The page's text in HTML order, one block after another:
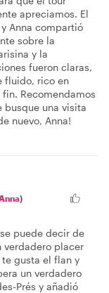
apreciamos. El
Anna compartió
sobre la
y la
fueron claras,
fluido, rico en
Recomendamos
busque una visita
nuevo, Anna!
)
puede decir de
verdadero placer
te gusta el flan y
un verdadero
Prés y añadió